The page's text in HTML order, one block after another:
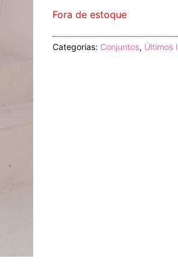
Fora de estoque
Categorias: Conjuntos, Últimos